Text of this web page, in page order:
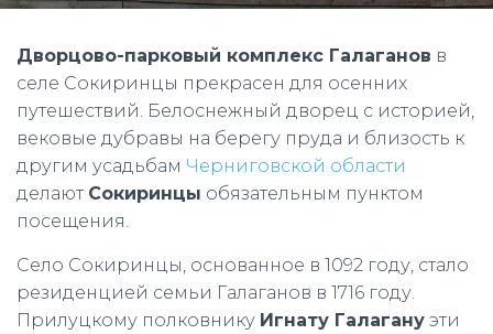
Дворцово-парковый комплекс Галаганов в
селе Сокиринцы прекрасен для осенних
путешествий. Белоснежный дворец с историей,
вековые дубравы на берегу пруда и близость к
другим усадьбам Черниговской области
делают Сокиринцы обязательным пунктом
посещения.
Село Сокиринцы, основанное в 1092 году, стало
резиденцией семьи Галаганов в 1716 году.
Прилуцкому полковнику Игнату Галагану эти